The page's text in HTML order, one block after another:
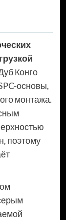
Конго
основы,
монтажа.
поэтому